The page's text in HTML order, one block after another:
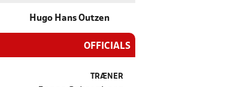
Hugo Hans Outzen
OFFICIALS
TRÆNER